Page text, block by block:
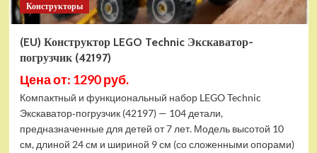
Конструкторы
(EU) Конструктор LEGO Technic Экскаватор-
погрузчик (42197)
Цена от: 1290 руб.
Компактный и функциональный набор LEGO Technic
Экскаватор‑погрузчик (42197) — 104 детали,
предназначенные для детей от 7 лет. Модель высотой 10
см, длиной 24 см и шириной 9 см (со сложенными опорами)